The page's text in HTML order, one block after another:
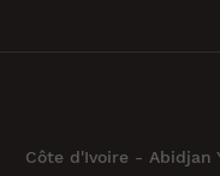
Côte d'Ivoire - Abidjan